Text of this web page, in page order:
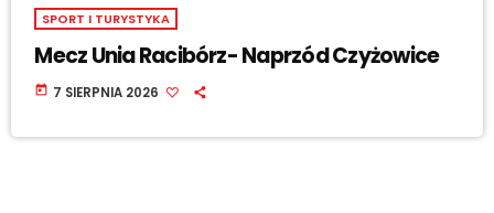
SPORT I TURYSTYKA
Mecz Unia Racibórz- Naprzód Czyżowice
today 7 SIERPNIA 2026